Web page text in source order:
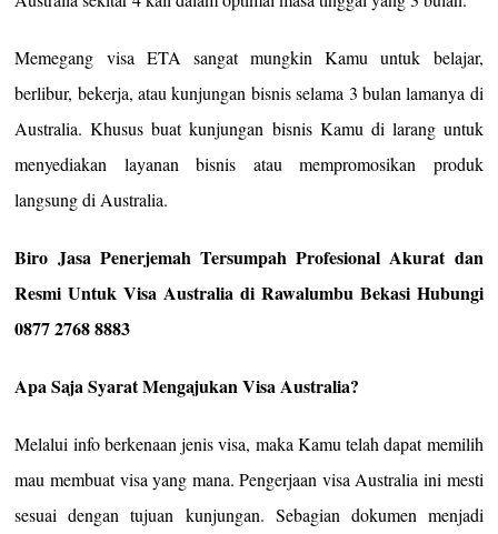
Memegang visa ETA sangat mungkin Kamu untuk belajar,
berlibur, bekerja, atau kunjungan bisnis selama 3 bulan lamanya di
Australia. Khusus buat kunjungan bisnis Kamu di larang untuk
menyediakan layanan bisnis atau mempromosikan produk
langsung di Australia.
Biro Jasa Penerjemah Tersumpah Profesional Akurat dan
Resmi Untuk Visa Australia di Rawalumbu Bekasi Hubungi
0877 2768 8883
Apa Saja Syarat Mengajukan Visa Australia?
Melalui info berkenaan jenis visa, maka Kamu telah dapat memilih
mau membuat visa yang mana. Pengerjaan visa Australia ini mesti
sesuai dengan tujuan kunjungan. Sebagian dokumen menjadi